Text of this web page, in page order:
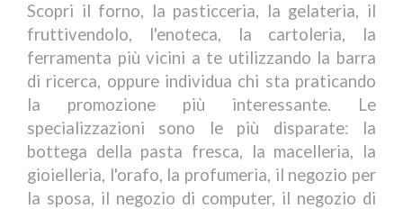
Scopri il forno, la pasticceria, la gelateria, il
fruttivendolo, l'enoteca, la cartoleria, la
ferramenta più vicini a te utilizzando la barra
di ricerca, oppure individua chi sta praticando
la promozione più interessante. Le
specializzazioni sono le più disparate: la
bottega della pasta fresca, la macelleria, la
gioielleria, l'orafo, la profumeria, il negozio per
la sposa, il negozio di computer, il negozio di